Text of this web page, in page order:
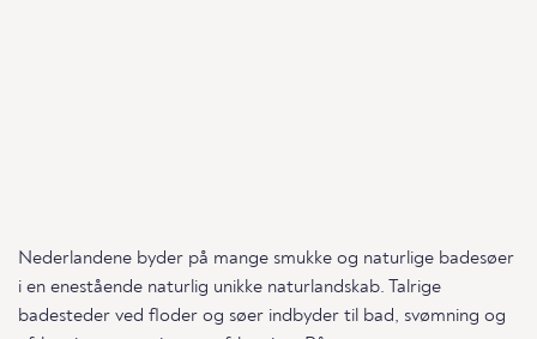
Nederlandene byder på mange smukke og naturlige badesøer
i en enestående naturlig unikke naturlandskab. Talrige
badesteder ved floder og søer indbyder til bad, svømning og